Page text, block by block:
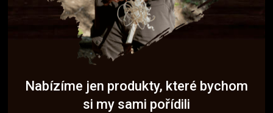
Nabízíme jen produkty, které bychom
si my sami pořídili